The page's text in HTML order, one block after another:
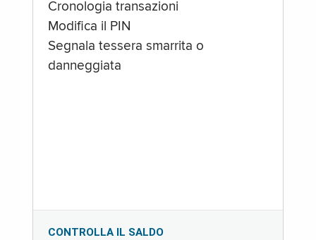
Cronologia transazioni
Modifica il PIN
Segnala tessera smarrita o
danneggiata
CONTROLLA IL SALDO